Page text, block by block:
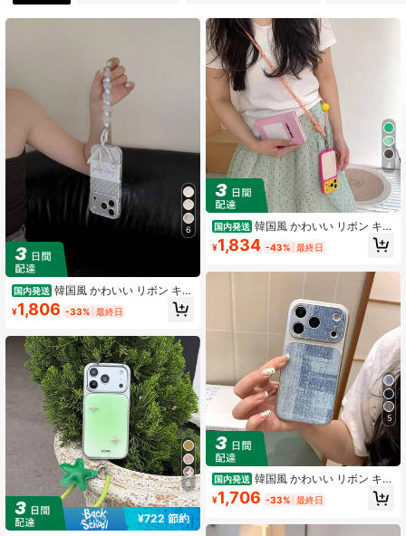
6
国内発送 韓国風 かわいい リボン キラ
キラ スマホケース iPhone17pro/17pr
omax/16/16pro/16promax/15/15pro
おしゃれ アイフォン カバー
¥1,806 -33% 最終日
6
¥722 節約
4
国内発送 韓国風 かわいい リボン キラ
キラ スマホケース iPhone17pro/17pr
omax/16/16pro/16promax/15/15pro
おしゃれ アイフォン カバー
¥1,834 -43% 最終日
5
国内発送 韓国風 かわいい リボン キラ
キラ スマホケース iPhone17pro/17pr
omax/16/16pro/16promax/15/15pro
おしゃれ アイフォン カバー
¥1,706 -33% 最終日